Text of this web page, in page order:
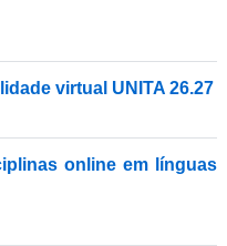
virtual UNITA 26.27
online em línguas